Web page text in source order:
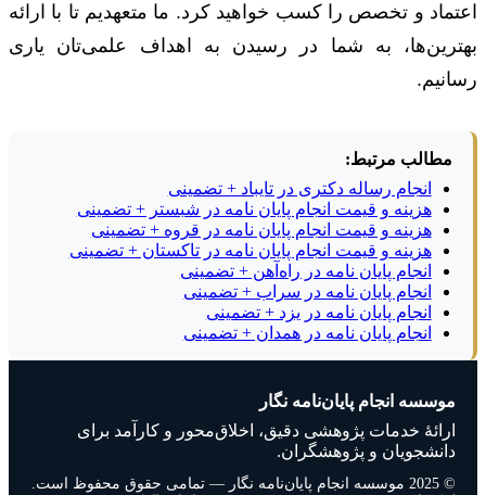
اعتماد و تخصص را کسب خواهید کرد. ما متعهدیم تا با ارائه
بهترین‌ها، به شما در رسیدن به اهداف علمی‌تان یاری
رسانیم.
مطالب مرتبط:
انجام رساله دکتری در تایباد + تضمینی
هزینه و قیمت انجام پایان نامه در شبستر + تضمینی
هزینه و قیمت انجام پایان نامه در قروه + تضمینی
هزینه و قیمت انجام پایان نامه در تاکستان + تضمینی
انجام پایان نامه در راه‌آهن + تضمینی
انجام پایان نامه در سراب + تضمینی
انجام پایان نامه در یزد + تضمینی
انجام پایان نامه در همدان + تضمینی
موسسه انجام پایان‌نامه نگار
ارائهٔ خدمات پژوهشی دقیق، اخلاق‌محور و کارآمد برای
دانشجویان و پژوهشگران.
© 2025 موسسه انجام پایان‌نامه نگار — تمامی حقوق محفوظ است.